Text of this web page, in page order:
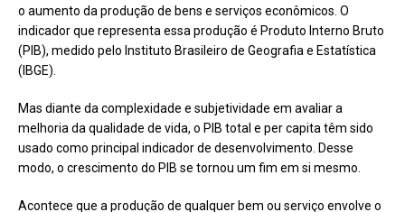
o aumento da produção de bens e serviços econômicos. O
indicador que representa essa produção é Produto Interno Bruto
(PIB), medido pelo Instituto Brasileiro de Geografia e Estatística
(IBGE).
Mas diante da complexidade e subjetividade em avaliar a
melhoria da qualidade de vida, o PIB total e per capita têm sido
usado como principal indicador de desenvolvimento. Desse
modo, o crescimento do PIB se tornou um fim em si mesmo.
Acontece que a produção de qualquer bem ou serviço envolve o